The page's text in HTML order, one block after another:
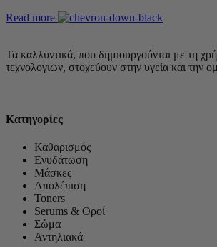
Read more
Τα καλλυντικά, που δημιουργούνται με τη
τεχνολογιών, στοχεύουν στην υγεία και την
Κατηγορίες
Καθαρισμός
Ενυδάτωση
Μάσκες
Απολέπιση
Toners
Serums & Οροί
Σώμα
Αντηλιακά